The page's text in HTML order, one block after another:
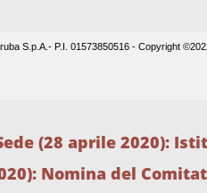
(28 aprile 2020):
Nomina del